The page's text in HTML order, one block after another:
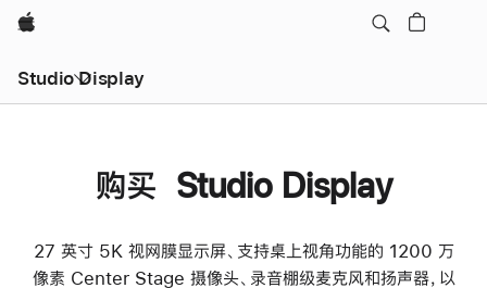
Apple
Studio Display
购买 Studio Display
27 英寸 5K 视网膜显示屏、支持桌上视角功能的 1200 万
像素 Center Stage 摄像头、录音棚级麦克风和扬声器，以